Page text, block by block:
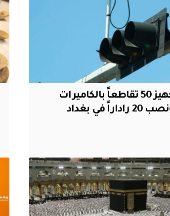
المرور: تجهيز 50 تقاطعاً بالكاميرات
في بغداد